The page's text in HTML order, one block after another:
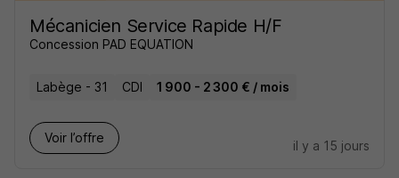
Mécanicien Service Rapide H/F
Concession PAD EQUATION
Labège - 31 CDI 1 900 - 2 300 € / mois
Voir l’offre
il y a 15 jours